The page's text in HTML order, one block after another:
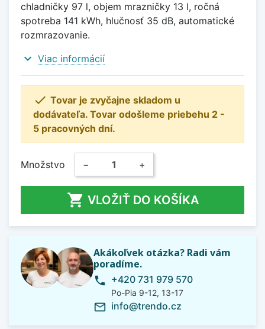
chladničky 97 l, objem mrazničky 13 l, ročná
spotreba 141 kWh, hlučnosť 35 dB, automatické
rozmrazovanie.
expand_more Viac informácií
 Tovar je zvyčajne skladom u
dodávateľa. Tovar odošleme priebehu 2 -
5 pracovných dní.
Množstvo − +
 VLOŽIŤ DO KOŠÍKA
Akákoľvek otázka? Radi vám
poradíme.
phone +420 731 979 570
Po-Pia 9-12, 13-17
mail_outline info@trendo.cz